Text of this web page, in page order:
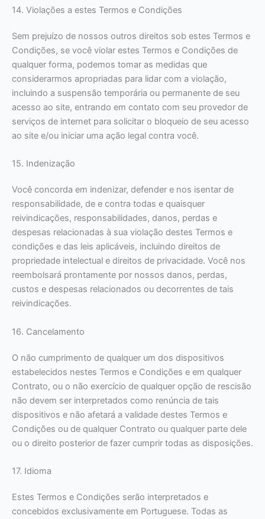
14. Violações a estes Termos e Condições
Sem prejuízo de nossos outros direitos sob estes Termos e
Condições, se você violar estes Termos e Condições de
qualquer forma, podemos tomar as medidas que
considerarmos apropriadas para lidar com a violação,
incluindo a suspensão temporária ou permanente de seu
acesso ao site, entrando em contato com seu provedor de
serviços de internet para solicitar o bloqueio de seu acesso
ao site e/ou iniciar uma ação legal contra você.
15. Indenização
Você concorda em indenizar, defender e nos isentar de
responsabilidade, de e contra todas e quaisquer
reivindicações, responsabilidades, danos, perdas e
despesas relacionadas à sua violação destes Termos e
condições e das leis aplicáveis, incluindo direitos de
propriedade intelectual e direitos de privacidade. Você nos
reembolsará prontamente por nossos danos, perdas,
custos e despesas relacionados ou decorrentes de tais
reivindicações.
16. Cancelamento
O não cumprimento de qualquer um dos dispositivos
estabelecidos nestes Termos e Condições e em qualquer
Contrato, ou o não exercício de qualquer opção de rescisão
não devem ser interpretados como renúncia de tais
dispositivos e não afetará a validade destes Termos e
Condições ou de qualquer Contrato ou qualquer parte dele
ou o direito posterior de fazer cumprir todas as disposições.
17. Idioma
Estes Termos e Condições serão interpretados e
concebidos exclusivamente em Portuguese. Todas as